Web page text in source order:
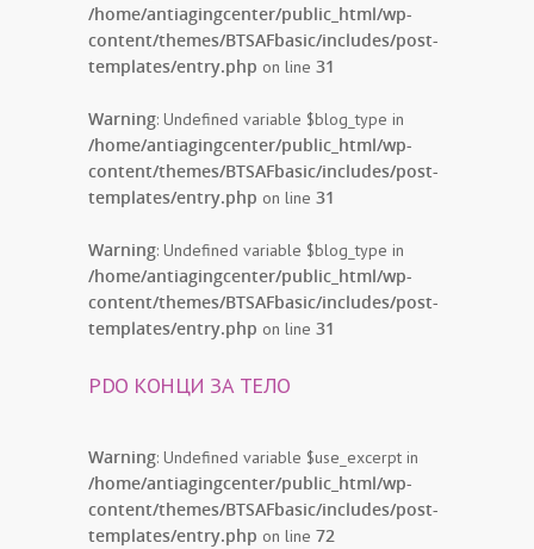
/home/antiagingcenter/public_html/wp-
content/themes/BTSAFbasic/includes/post-
templates/entry.php on line 31
Warning: Undefined variable $blog_type in
/home/antiagingcenter/public_html/wp-
content/themes/BTSAFbasic/includes/post-
templates/entry.php on line 31
Warning: Undefined variable $blog_type in
/home/antiagingcenter/public_html/wp-
content/themes/BTSAFbasic/includes/post-
templates/entry.php on line 31
PDO КОНЦИ ЗА ТЕЛО
Warning: Undefined variable $use_excerpt in
/home/antiagingcenter/public_html/wp-
content/themes/BTSAFbasic/includes/post-
templates/entry.php on line 72